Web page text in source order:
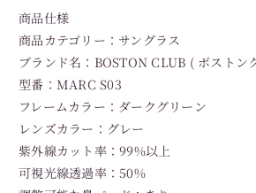
商品仕様
商品カテゴリー：サングラス
ブランド名：BOSTON CLUB ( ボストン
型番：MARC S03
フレームカラー：ダークグリーン
レンズカラー：グレー
紫外線カット率：99%以上
可視光線透過率：50%